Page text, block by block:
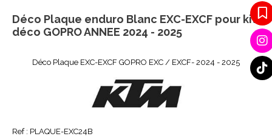
Déco Plaque EXC-EXCF GOPRO EXC / EXCF- 2024 - 2025
Ref : PLAQUE-EXC24B
Déco Plaque enduro Blanc EXC-EXCF pour kit
déco GOPRO ANNEE 2024 - 2025